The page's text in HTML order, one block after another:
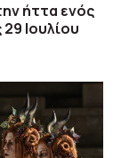
ήττα ενός
Ιουλίου